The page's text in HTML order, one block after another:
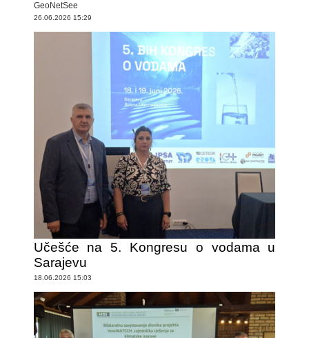
GeoNetSee
26.06.2026 15:29
Učešće na 5. Kongresu o vodama u
Sarajevu
18.06.2026 15:03